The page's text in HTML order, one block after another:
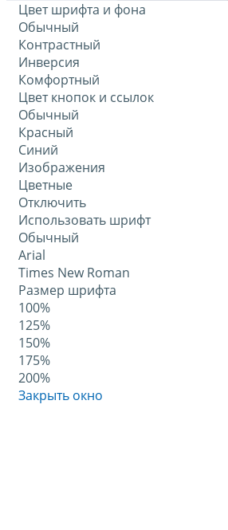
Цвет шрифта и фона
Обычный
Контрастный
Инверсия
Комфортный
Цвет кнопок и ссылок
Обычный
Красный
Синий
Изображения
Цветные
Отключить
Использовать шрифт
Обычный
Arial
Times New Roman
Размер шрифта
100%
125%
150%
175%
200%
Закрыть окно